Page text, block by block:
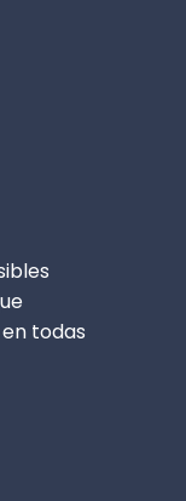
todas